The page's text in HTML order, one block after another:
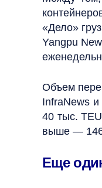
«Дело»
Yangpu
Объем
InfraNews и
40 тыс.
выше —
Еще